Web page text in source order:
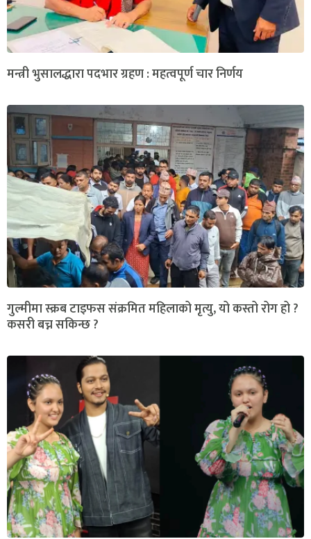
मन्त्री भुसालद्धारा पदभार ग्रहण : महत्वपूर्ण चार निर्णय
गुल्मीमा स्क्रब टाइफस संक्रमित महिलाको मृत्यु, यो कस्तो रोग हो ?
कसरी बच्न सकिन्छ ?